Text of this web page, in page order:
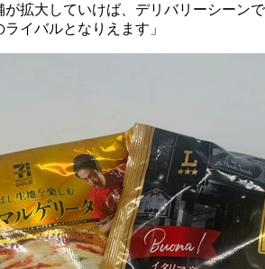
拡大していけば、デリバリーシーンで
イバルとなりえます」